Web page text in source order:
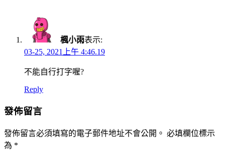
楓小雨表示:
03-25, 2021上午 4:46.19
不能自行打字喔?
Reply
發佈留言
發佈留言必須填寫的電子郵件地址不會公開。 必填欄位標示
為 *